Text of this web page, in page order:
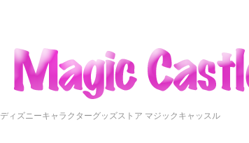
ディズニーキャラクターグッズストア マジックキャッスル